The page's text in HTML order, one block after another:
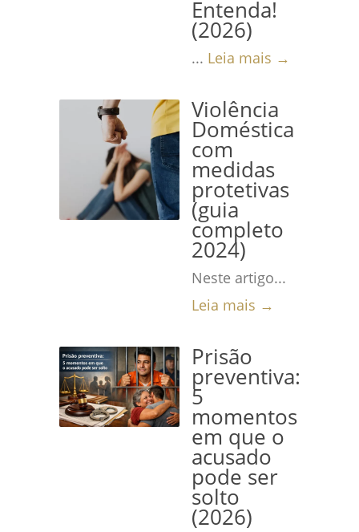
Entenda!
(2026)
... Leia mais →
Violência
Doméstica
com
medidas
protetivas
(guia
completo
2024)
Neste artigo...
Leia mais →
Prisão
preventiva:
5
momentos
em que o
acusado
pode ser
solto
(2026)